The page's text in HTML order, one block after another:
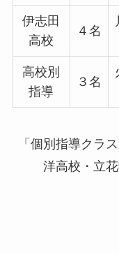
伊志田
高校
４名
高校別
指導
３名
「個別指導クラ
洋高校・立